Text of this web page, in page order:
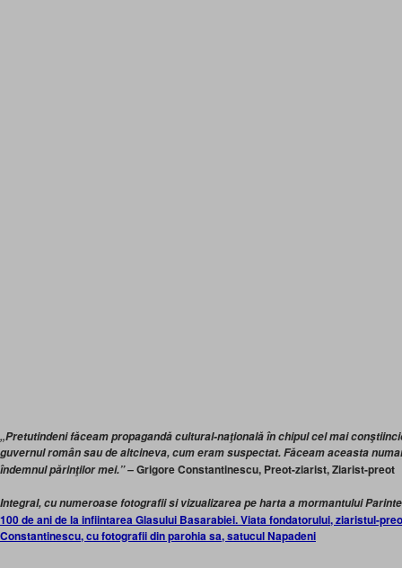
„Pretutindeni făceam propagandă cultural-naţională în chipul cel mai
guvernul român sau de altcineva, cum eram suspectat. Făceam aceasta
îndemnul părinţilor mei.” –Grigore Constantinescu, Preot-ziarist, Ziarist-preot
Integral, cu numeroase fotografii si vizualizarea pe harta a mormantului
100 de ani de la infiintarea Glasului Basarabiei. Viata fondatorului, ziaristul-
Constantinescu, cu fotografii din parohia sa, satucul Napadeni